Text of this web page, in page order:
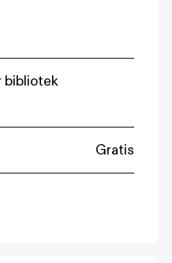
bibliotek
Gratis